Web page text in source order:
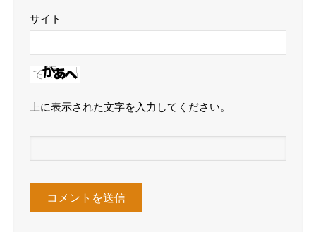
サイト
上に表示された文字を入力してください。